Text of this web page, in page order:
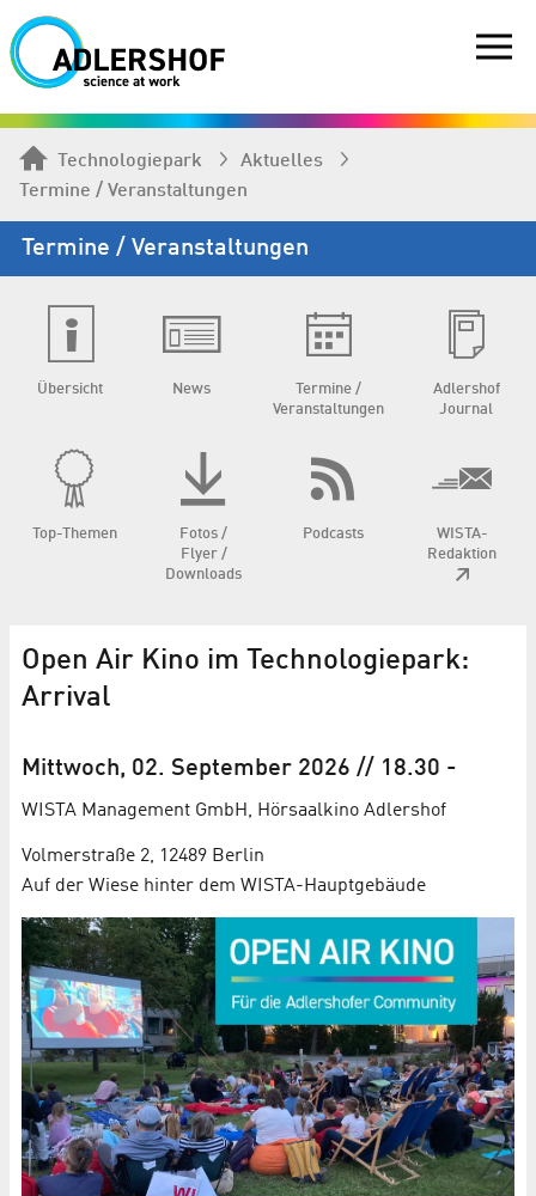
Technologiepark
Aktuelles
Termine / Veranstaltungen
Termine / Veranstaltungen
Übersicht News
Termine /
Veranstaltungen
Adlershof
Journal
Top-Themen
Fotos /
Flyer /
Downloads
Podcasts
WISTA-
Redaktion
Open Air Kino im Technologiepark:
Arrival
Mittwoch, 02. September 2026 // 18.30 -
WISTA Management GmbH, Hörsaalkino Adlershof
Volmerstraße 2, 12489 Berlin
Auf der Wiese hinter dem WISTA-Hauptgebäude